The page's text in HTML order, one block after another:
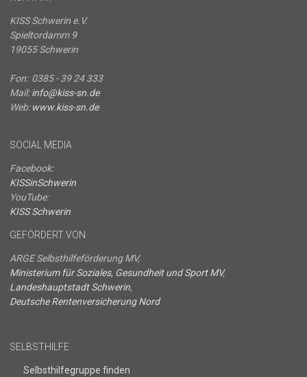
KISS Schwerin e.V.
Spieltordamm 9
19055 Schwerin
Fon: 0385 - 39 24 333
Mail: info@kiss-sn.de
Web: www.kiss-sn.de
SOCIAL MEDIA
Facebook:
KISSinSchwerin
YouTube:
KISS Schwerin
GEFÖRDERT VON
ARGE Selbsthilfeförderung MV,
Ministerium für Soziales, Gesundheit und Sport MV,
Landeshauptstadt Schwerin,
Deutsche Rentenversicherung Nord
SELBSTHILFE
Selbsthilfegruppe finden